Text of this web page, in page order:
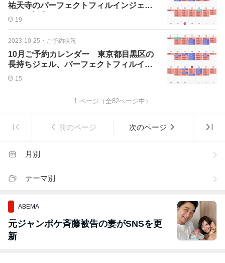
祐天寺のパーフェクトフィルインジェル
ネイル認定サロン
19
2023-10-25 ・ ご予約状況
10月ご予約カレンダー 東京都目黒区の
長持ちジェル、パーフェクトフィルイン
ネイルサロン
15
1ページ（全82ページ中）
前のページ 次のページ
月別
テーマ別
ABEMA
元ジャンポケ斉藤被告の妻がSNSを更
新